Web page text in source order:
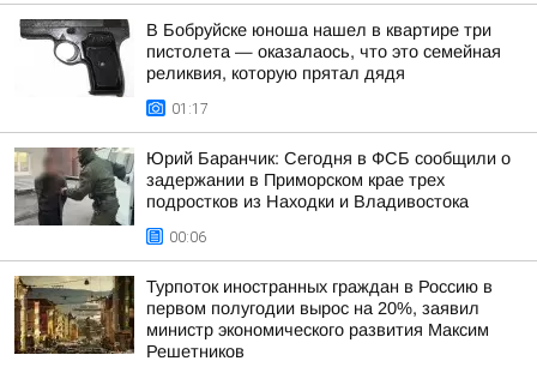
В Бобруйске юноша нашел в квартире три
пистолета — оказалаось, что это семейная
реликвия, которую прятал дядя
01:17
Юрий Баранчик: Сегодня в ФСБ сообщили о
задержании в Приморском крае трех
подростков из Находки и Владивостока
00:06
Турпоток иностранных граждан в Россию в
первом полугодии вырос на 20%, заявил
министр экономического развития Максим
Решетников